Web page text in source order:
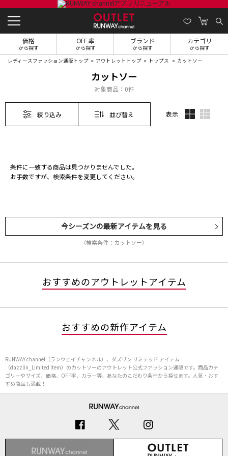
価格
から探す
OFF 率
から探す
ブランド
から探す
カテゴリ
から探す
レディースファッション通販トップ アウトレットトップ トップス カットソー
カットソー
対象商品： 0件
絞り込み 並び替え 表示
条件に一致する商品は見つかりませんでした。
お手数ですが、検索条件を変更してください。
今シーズンの最新アイテムを見る
（検索条件：カットソー）
おすすめのアウトレットアイテム
おすすめの新作アイテム
RUNWAY channel（ランウェイチャンネル）、ダズリン リミテッド アイテム
（dazzlin_Limited Item）のカットソーのアウトレット公式ファッション通販です。商品カテ
ゴリーやサイズ、価格、OFF率、カラー等、あなたのこだわり条件から探せます。人気・おす
すめ商品も満載！